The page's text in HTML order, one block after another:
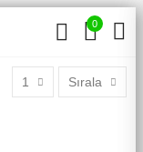
0
1 Sırala